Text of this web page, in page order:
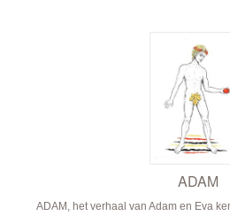
ADAM
ADAM, het verhaal van Adam en Eva